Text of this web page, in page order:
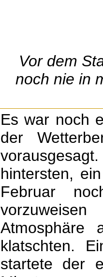
Vor dem
noch nie in
Es war noch
der
hintersten,
Februar
klatschten.
startete der